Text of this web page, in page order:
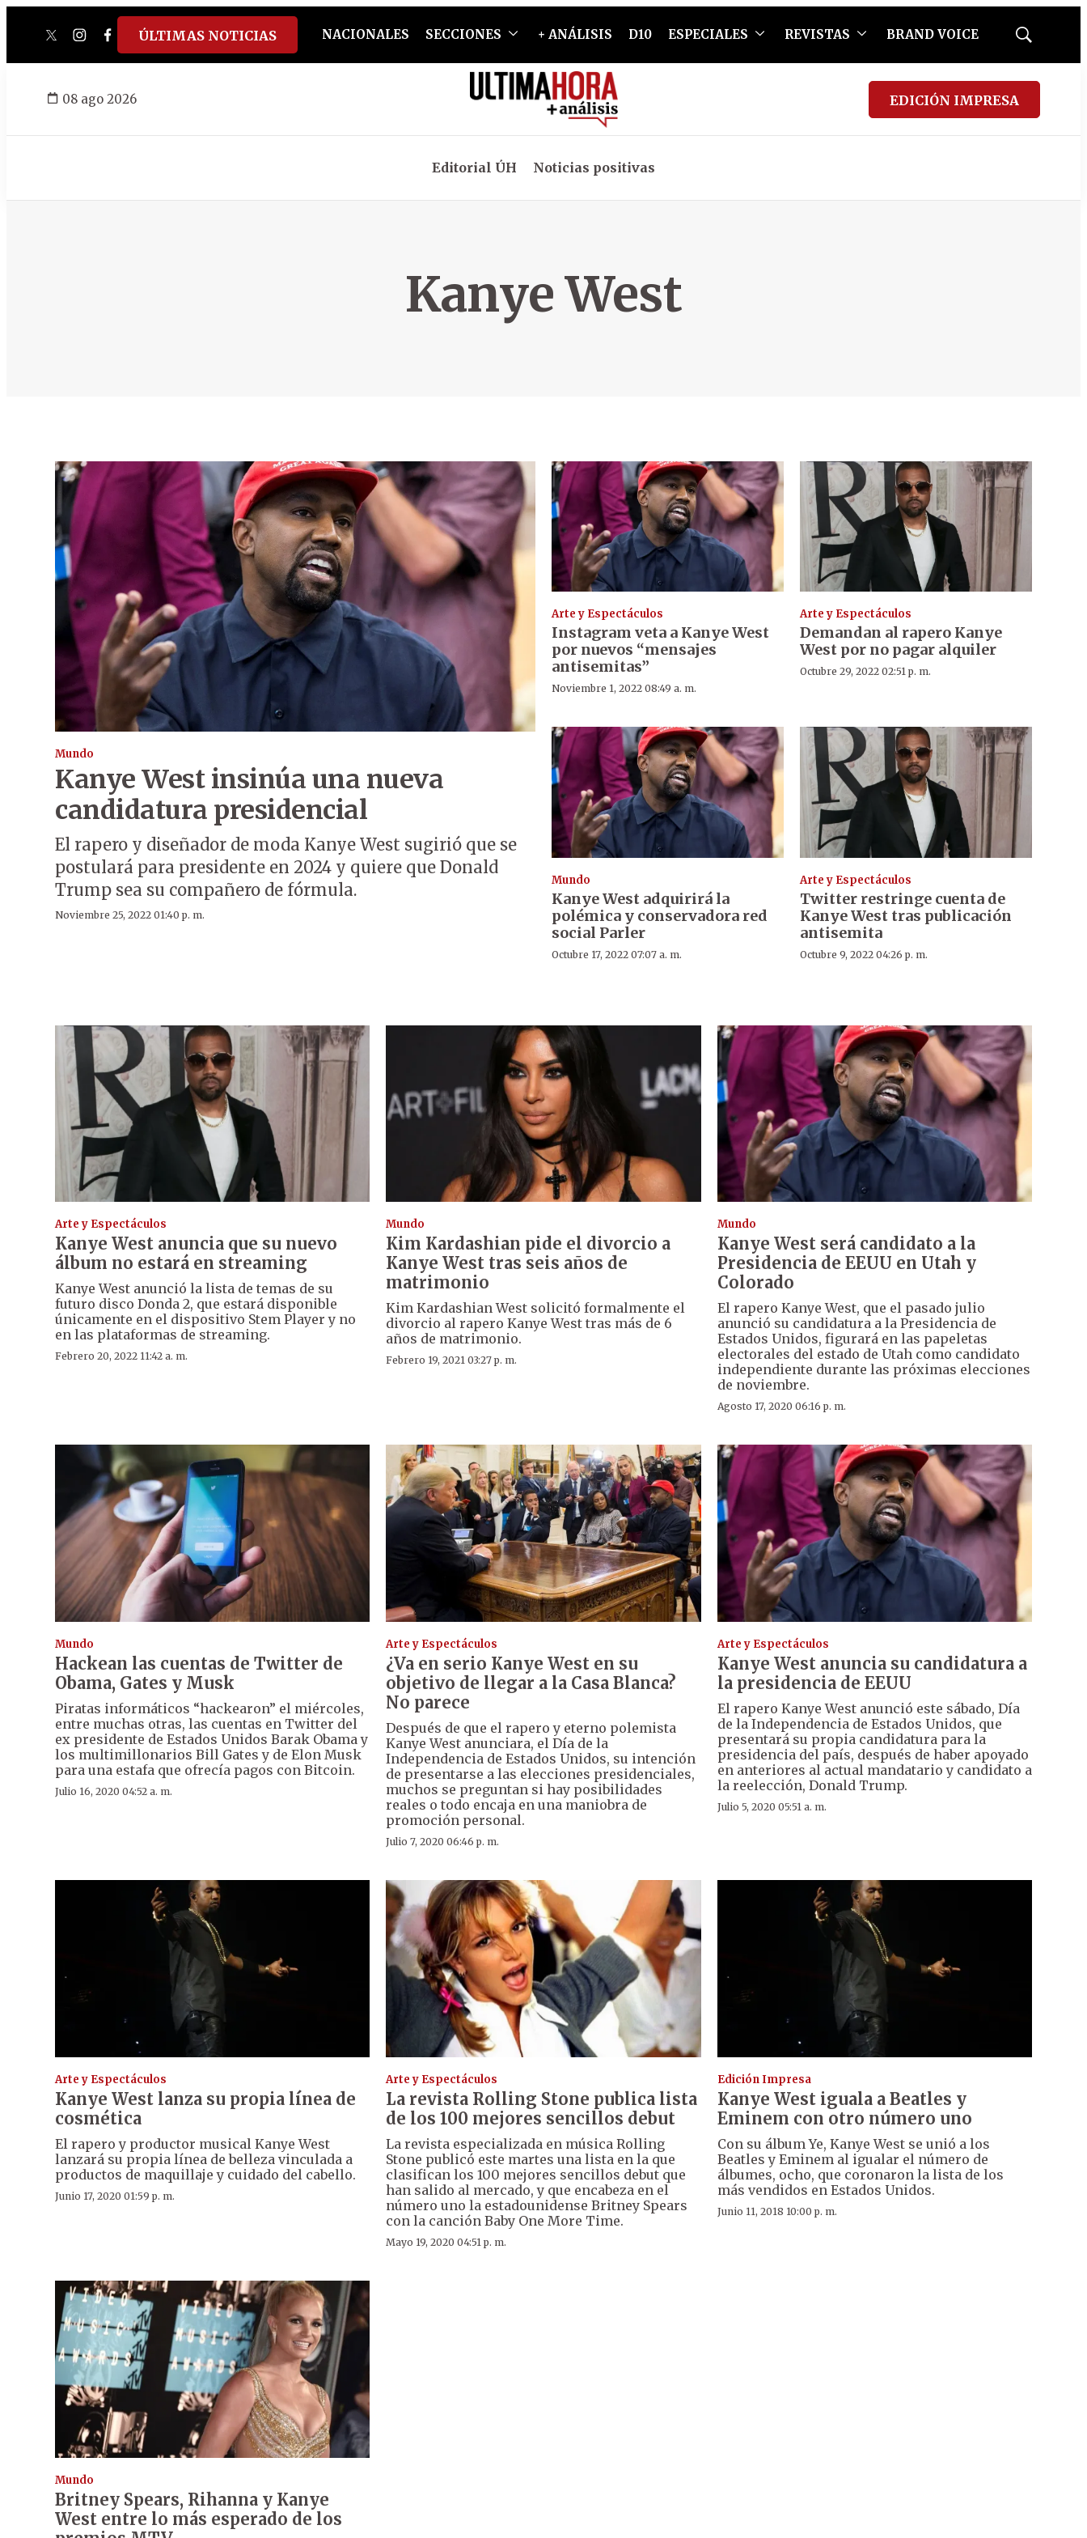
twitterinstagram
facebook
tiktokyoutube
spotify
ÚLTIMAS NOTICIAS NACIONALES SECCIONES + ANÁLISIS D10 ESPECIALES REVISTAS BRAND VOICE
Mostrar
08 ago 2026 EDICIÓN IMPRESA
Editorial ÚH Noticias positivas
Kanye West
Mundo
Kanye West insinúa una nueva
candidatura presidencial
El rapero y diseñador de moda Kanye West sugirió que se
postulará para presidente en 2024 y quiere que Donald
Trump sea su compañero de fórmula.
Noviembre 25, 2022 01:40 p. m.
Arte y Espectáculos
Instagram veta a Kanye West
por nuevos “mensajes
antisemitas”
Noviembre 1, 2022 08:49 a. m.
Arte y Espectáculos
Demandan al rapero Kanye
West por no pagar alquiler
Octubre 29, 2022 02:51 p. m.
Mundo
Kanye West adquirirá la
polémica y conservadora red
social Parler
Octubre 17, 2022 07:07 a. m.
Arte y Espectáculos
Twitter restringe cuenta de
Kanye West tras publicación
antisemita
Octubre 9, 2022 04:26 p. m.
Arte y Espectáculos
Kanye West anuncia que su nuevo
álbum no estará en streaming
Kanye West anunció la lista de temas de su
futuro disco Donda 2, que estará disponible
únicamente en el dispositivo Stem Player y no
en las plataformas de streaming.
Febrero 20, 2022 11:42 a. m.
Mundo
Kim Kardashian pide el divorcio a
Kanye West tras seis años de
matrimonio
Kim Kardashian West solicitó formalmente el
divorcio al rapero Kanye West tras más de 6
años de matrimonio.
Febrero 19, 2021 03:27 p. m.
Mundo
Kanye West será candidato a la
Presidencia de EEUU en Utah y
Colorado
El rapero Kanye West, que el pasado julio
anunció su candidatura a la Presidencia de
Estados Unidos, figurará en las papeletas
electorales del estado de Utah como candidato
independiente durante las próximas elecciones
de noviembre.
Agosto 17, 2020 06:16 p. m.
Mundo
Hackean las cuentas de Twitter de
Obama, Gates y Musk
Piratas informáticos “hackearon” el miércoles,
entre muchas otras, las cuentas en Twitter del
ex presidente de Estados Unidos Barak Obama y
los multimillonarios Bill Gates y de Elon Musk
para una estafa que ofrecía pagos con Bitcoin.
Julio 16, 2020 04:52 a. m.
Arte y Espectáculos
¿Va en serio Kanye West en su
objetivo de llegar a la Casa Blanca?
No parece
Después de que el rapero y eterno polemista
Kanye West anunciara, el Día de la
Independencia de Estados Unidos, su intención
de presentarse a las elecciones presidenciales,
muchos se preguntan si hay posibilidades
reales o todo encaja en una maniobra de
promoción personal.
Julio 7, 2020 06:46 p. m.
Arte y Espectáculos
Kanye West anuncia su candidatura a
la presidencia de EEUU
El rapero Kanye West anunció este sábado, Día
de la Independencia de Estados Unidos, que
presentará su propia candidatura para la
presidencia del país, después de haber apoyado
en anteriores al actual mandatario y candidato a
la reelección, Donald Trump.
Julio 5, 2020 05:51 a. m.
Arte y Espectáculos
Kanye West lanza su propia línea de
cosmética
El rapero y productor musical Kanye West
lanzará su propia línea de belleza vinculada a
productos de maquillaje y cuidado del cabello.
Junio 17, 2020 01:59 p. m.
Arte y Espectáculos
La revista Rolling Stone publica lista
de los 100 mejores sencillos debut
La revista especializada en música Rolling
Stone publicó este martes una lista en la que
clasifican los 100 mejores sencillos debut que
han salido al mercado, y que encabeza en el
número uno la estadounidense Britney Spears
con la canción Baby One More Time.
Mayo 19, 2020 04:51 p. m.
Edición Impresa
Kanye West iguala a Beatles y
Eminem con otro número uno
Con su álbum Ye, Kanye West se unió a los
Beatles y Eminem al igualar el número de
álbumes, ocho, que coronaron la lista de los
más vendidos en Estados Unidos.
Junio 11, 2018 10:00 p. m.
Mundo
Britney Spears, Rihanna y Kanye
West entre lo más esperado de los